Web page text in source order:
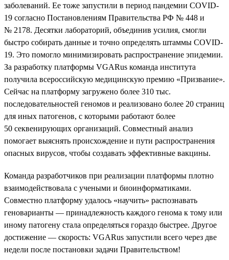
заболеваний. Ее тоже запустили в период пандемии COVID-
19 согласно Постановлениям Правительства РФ № 448 и
№ 2178. Десятки лабораторий, объединив усилия, смогли
быстро собирать данные и точно определять штаммы COVID-
19. Это помогло минимизировать распространение эпидемии.
За разработку платформы VGARus команда института
получила всероссийскую медицинскую премию «Призвание».
Сейчас на платформу загружено более 310 тыс.
последовательностей геномов и реализовано более 20 страниц
для иных патогенов, с которыми работают более
50 секвенирующих организаций. Совместный анализ
помогает выяснять происхождение и пути распространения
опасных вирусов, чтобы создавать эффективные вакцины.
Команда разработчиков при реализации платформы плотно
взаимодействовала с учеными и биоинформатиками.
Совместно платформу удалось «научить» распознавать
геноварианты — принадлежность каждого генома к тому или
иному патогену стала определяться гораздо быстрее. Другое
достижение — скорость: VGARus запустили всего через две
недели после постановки задачи Правительством!